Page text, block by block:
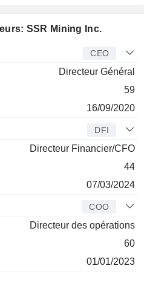
SSR Mining Inc.
CEO
Directeur Général
59
16/09/2020
DFI
Directeur Financier/CFO
44
07/03/2024
COO
Directeur des opérations
60
01/01/2023